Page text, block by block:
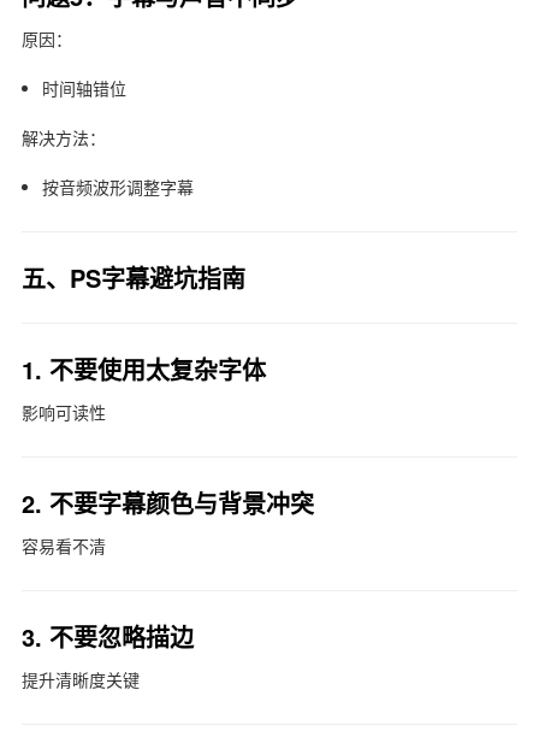
原因：
时间轴错位
解决方法：
按音频波形调整字幕
五、PS字幕避坑指南
1. 不要使用太复杂字体
影响可读性
2. 不要字幕颜色与背景冲突
容易看不清
3. 不要忽略描边
提升清晰度关键